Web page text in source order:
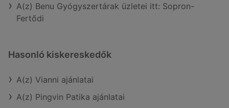
A(z) Benu Gyógyszertárak üzletei itt: Sopron-
Fertődi
Hasonló kiskereskedők
A(z) Vianni ajánlatai
A(z) Pingvin Patika ajánlatai